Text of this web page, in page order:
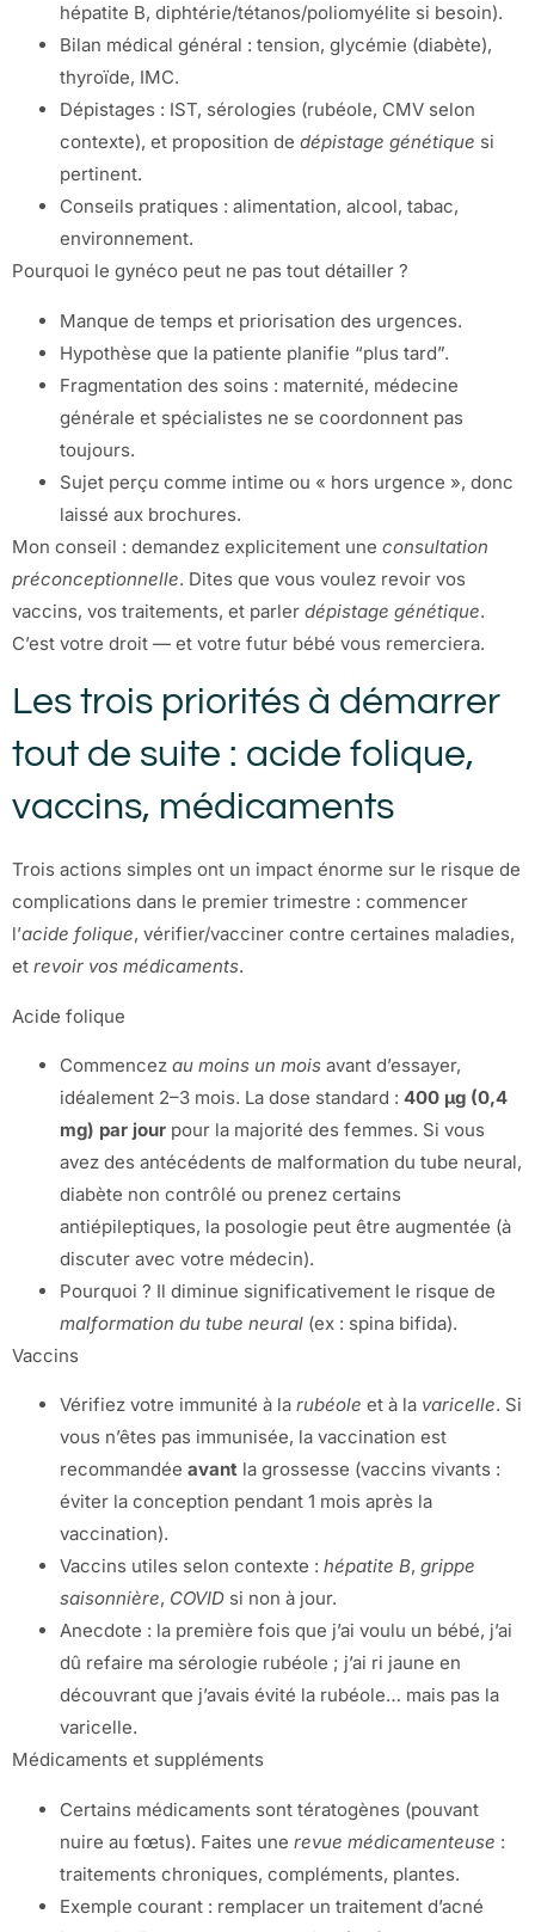
hépatite B, diphtérie/tétanos/poliomyélite si besoin).
Bilan médical général : tension, glycémie (diabète),
thyroïde, IMC.
Dépistages : IST, sérologies (rubéole, CMV selon
contexte), et proposition de dépistage génétique si
pertinent.
Conseils pratiques : alimentation, alcool, tabac,
environnement.
Pourquoi le gynéco peut ne pas tout détailler ?
Manque de temps et priorisation des urgences.
Hypothèse que la patiente planifie “plus tard”.
Fragmentation des soins : maternité, médecine
générale et spécialistes ne se coordonnent pas
toujours.
Sujet perçu comme intime ou « hors urgence », donc
laissé aux brochures.
Mon conseil : demandez explicitement une consultation
préconceptionnelle. Dites que vous voulez revoir vos
vaccins, vos traitements, et parler dépistage génétique.
C’est votre droit — et votre futur bébé vous remerciera.
Les trois priorités à démarrer
tout de suite : acide folique,
vaccins, médicaments
Trois actions simples ont un impact énorme sur le risque de
complications dans le premier trimestre : commencer
l’acide folique, vérifier/vacciner contre certaines maladies,
et revoir vos médicaments.
Acide folique
Commencez au moins un mois avant d’essayer,
idéalement 2–3 mois. La dose standard : 400 µg (0,4
mg) par jour pour la majorité des femmes. Si vous
avez des antécédents de malformation du tube neural,
diabète non contrôlé ou prenez certains
antiépileptiques, la posologie peut être augmentée (à
discuter avec votre médecin).
Pourquoi ? Il diminue significativement le risque de
malformation du tube neural (ex : spina bifida).
Vaccins
Vérifiez votre immunité à la rubéole et à la varicelle. Si
vous n’êtes pas immunisée, la vaccination est
recommandée avant la grossesse (vaccins vivants :
éviter la conception pendant 1 mois après la
vaccination).
Vaccins utiles selon contexte : hépatite B, grippe
saisonnière, COVID si non à jour.
Anecdote : la première fois que j’ai voulu un bébé, j’ai
dû refaire ma sérologie rubéole ; j’ai ri jaune en
découvrant que j’avais évité la rubéole… mais pas la
varicelle.
Médicaments et suppléments
Certains médicaments sont tératogènes (pouvant
nuire au fœtus). Faites une revue médicamenteuse :
traitements chroniques, compléments, plantes.
Exemple courant : remplacer un traitement d’acné